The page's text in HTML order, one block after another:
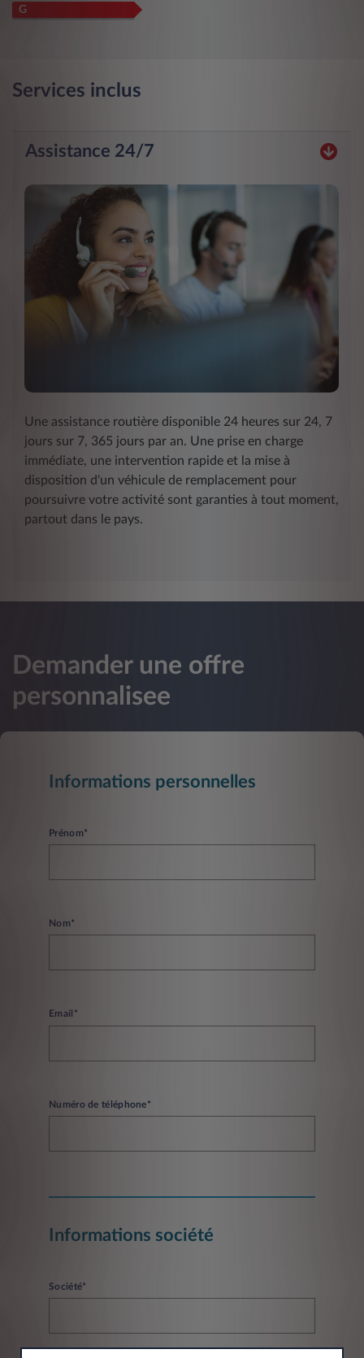
G
Services inclus
Assistance 24/7
Une assistance routière disponible 24 heures sur 24, 7
jours sur 7, 365 jours par an. Une prise en charge
immédiate, une intervention rapide et la mise à
disposition d'un véhicule de remplacement pour
poursuivre votre activité sont garanties à tout moment,
partout dans le pays.
Demander une offre
personnalisee
Informations personnelles
Prénom*
Nom*
Email*
Numéro de téléphone*
Informations société
Société*